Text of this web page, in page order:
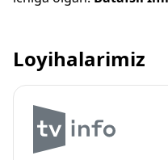
Loyihalarimiz